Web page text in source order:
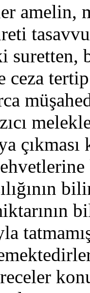
amelin,
suretten,
ceza